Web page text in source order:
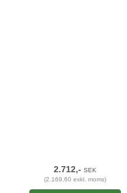
2.712,-SEK
(2.169,60 exkl. moms)